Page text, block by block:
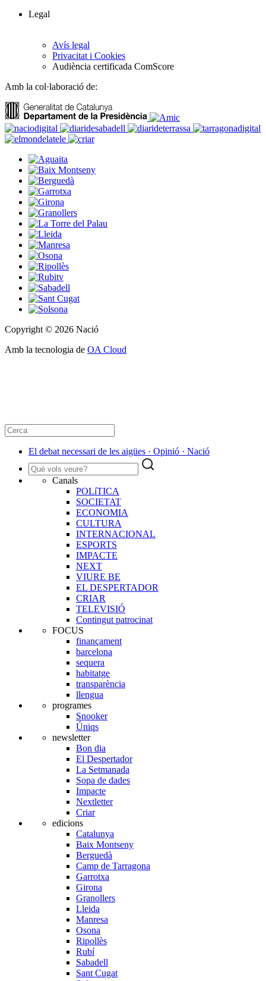
Legal
Avís legal
Privacitat i Cookies
Audiència certificada ComScore
Amb la col·laboració de:
Copyright © 2026 Nació
Amb la tecnologia de OA Cloud
El debat necessari de les aigües · Opinió · Nació
Canals
POLíTICA
SOCIETAT
ECONOMIA
CULTURA
INTERNACIONAL
ESPORTS
IMPACTE
NEXT
VIURE BE
EL DESPERTADOR
CRIAR
TELEVISIÓ
Contingut patrocinat
FOCUS
finançament
barcelona
sequera
habitatge
transparència
llengua
programes
Snooker
Úniqs
newsletter
Bon dia
El Despertador
La Setmanada
Sopa de dades
Impacte
Nextletter
Criar
edicions
Catalunya
Baix Montseny
Berguedà
Camp de Tarragona
Garrotxa
Girona
Granollers
Lleida
Manresa
Osona
Ripollès
Rubí
Sabadell
Sant Cugat